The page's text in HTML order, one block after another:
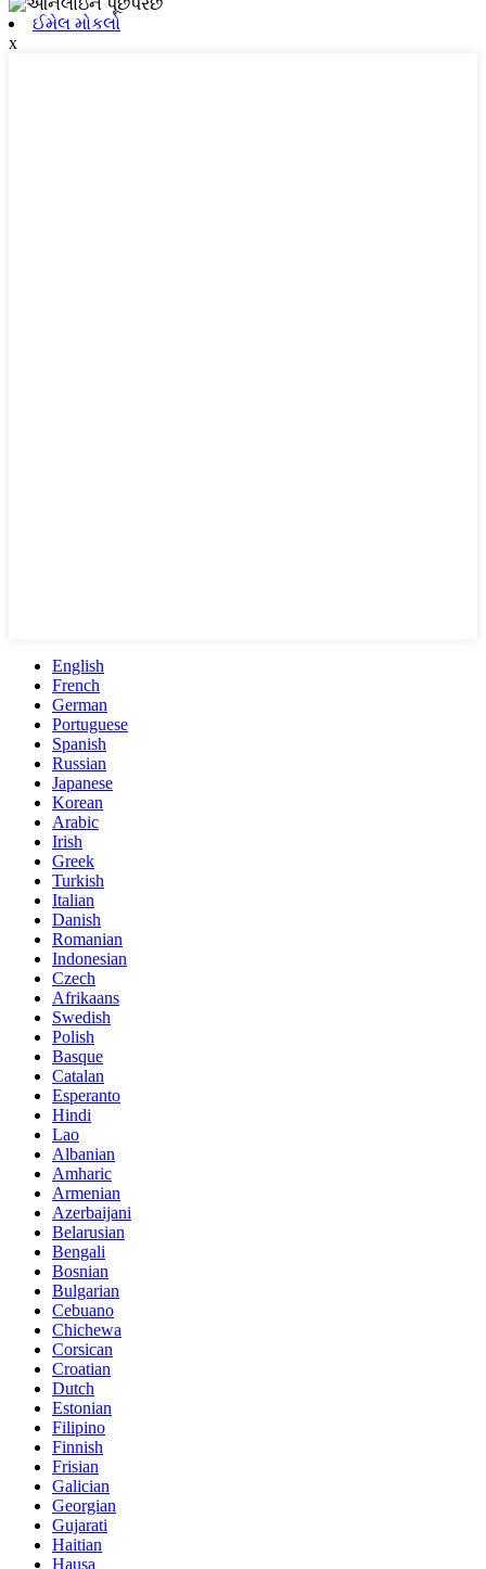
ઈમેલ મોકલો
x
English
French
German
Portuguese
Spanish
Russian
Japanese
Korean
Arabic
Irish
Greek
Turkish
Italian
Danish
Romanian
Indonesian
Czech
Afrikaans
Swedish
Polish
Basque
Catalan
Esperanto
Hindi
Lao
Albanian
Amharic
Armenian
Azerbaijani
Belarusian
Bengali
Bosnian
Bulgarian
Cebuano
Chichewa
Corsican
Croatian
Dutch
Estonian
Filipino
Finnish
Frisian
Galician
Georgian
Gujarati
Haitian
Hausa